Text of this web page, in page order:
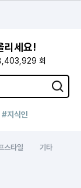
리세요!
회
#지식인
스타일 기타